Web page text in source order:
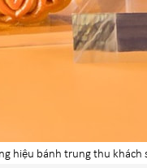
hiệu bánh trung thu khách